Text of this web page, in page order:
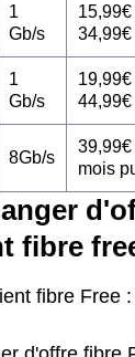
1
Gb/s
34,99€
1
Gb/s
44,99€
8Gb/s
mois
fibre
fibre Free :